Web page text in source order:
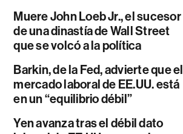
Muere John Loeb Jr., el sucesor
de una dinastía de Wall Street
que se volcó a la política
Barkin, de la Fed, advierte que el
mercado laboral de EE.UU. está
en un “equilibrio débil”
Yen avanza tras el débil dato